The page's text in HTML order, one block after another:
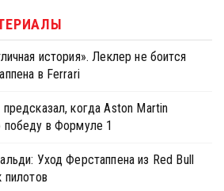
история». Леклер не боится
в Ferrari
когда Aston Martin
в Формуле 1
Уход Ферстаппена из Red Bull
пилотов